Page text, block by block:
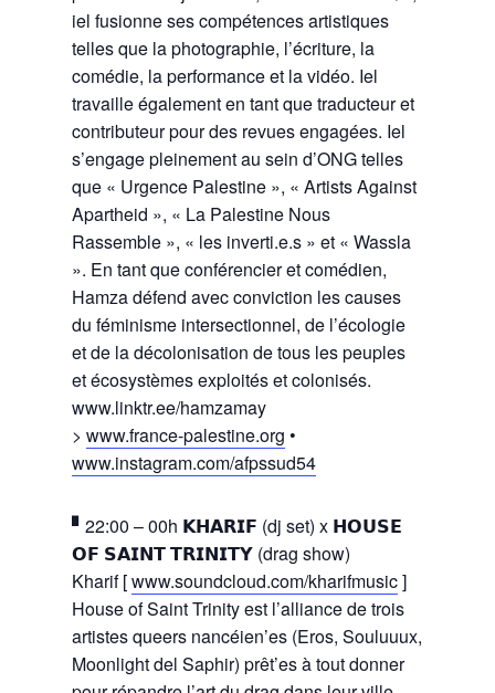
iel fusionne ses compétences artistiques
telles que la photographie, l’écriture, la
comédie, la performance et la vidéo. Iel
travaille également en tant que traducteur et
contributeur pour des revues engagées. Iel
s’engage pleinement au sein d’ONG telles
que « Urgence Palestine », « Artists Against
Apartheid », « La Palestine Nous
Rassemble », « les inverti.e.s » et « Wassla
». En tant que conférencier et comédien,
Hamza défend avec conviction les causes
du féminisme intersectionnel, de l’écologie
et de la décolonisation de tous les peuples
et écosystèmes exploités et colonisés.
www.linktr.ee/hamzamay
> www.france-palestine.org •
www.instagram.com/afpssud54
▘22:00 – 00h 𝗞𝗛𝗔𝗥𝗜𝗙 (dj set) x 𝗛𝗢𝗨𝗦𝗘
𝗢𝗙 𝗦𝗔𝗜𝗡𝗧 𝗧𝗥𝗜𝗡𝗜𝗧𝗬 (drag show)
Kharif [www.soundcloud.com/kharifmusic]
House of Saint Trinity est l’alliance de trois
artistes queers nancéien’es (Eros, Souluuux,
Moonlight del Saphir) prêt’es à tout donner